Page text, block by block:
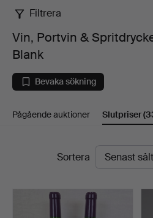
Vin,
Portvin
&
Spritdrycker
Auktionshaus
Blank
Filtrera
Vin, Portvin &
Blank
Bevaka sökning
Pågående auktioner Slutpriser
SlutpriserSortera